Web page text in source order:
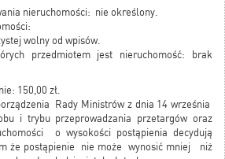
nieruchomości: nie określony.
wolny od wpisów.
przedmiotem jest nieruchomość: brak
150,00 zł.
Rady Ministrów z dnia 14 września
i trybu przeprowadzania przetargów oraz
o wysokości postąpienia decydują
że postąpienie nie może wynosić mniej niż